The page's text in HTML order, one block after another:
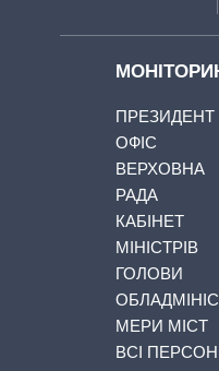
ПРЕЗИДЕНТ
ОФІС
ВЕРХОВНА
РАДА
КАБІНЕТ
МІНІСТРІВ
ГОЛОВИ
МЕРИ МІСТ
ВСІ